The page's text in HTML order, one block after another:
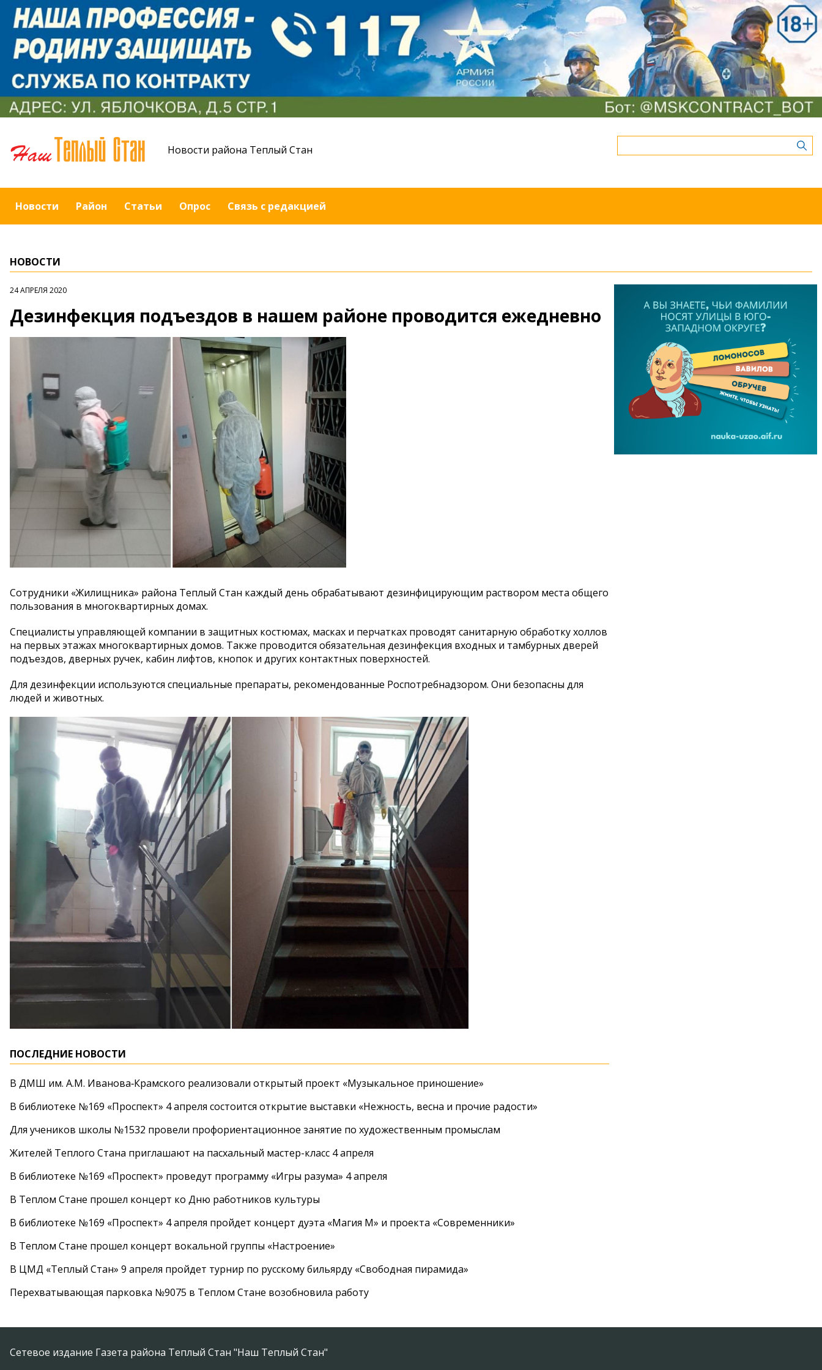
Новости района Теплый Стан
Новости Район Статьи Опрос Связь с редакцией
НОВОСТИ
24 АПРЕЛЯ 2020
Дезинфекция подъездов в нашем районе проводится ежедневно
Сотрудники «Жилищника» района Теплый Стан каждый день обрабатывают дезинфицирующим раствором места общего
пользования в многоквартирных домах.
Специалисты управляющей компании в защитных костюмах, масках и перчатках проводят санитарную обработку холлов
на первых этажах многоквартирных домов. Также проводится обязательная дезинфекция входных и тамбурных дверей
подъездов, дверных ручек, кабин лифтов, кнопок и других контактных поверхностей.
Для дезинфекции используются специальные препараты, рекомендованные Роспотребнадзором. Они безопасны для
людей и животных.
ПОСЛЕДНИЕ НОВОСТИ
В ДМШ им. А.М. Иванова‑Крамского реализовали открытый проект «Музыкальное приношение»
В библиотеке №169 «Проспект» 4 апреля состоится открытие выставки «Нежность, весна и прочие радости»
Для учеников школы №1532 провели профориентационное занятие по художественным промыслам
Жителей Теплого Стана приглашают на пасхальный мастер-класс 4 апреля
В библиотеке №169 «Проспект» проведут программу «Игры разума» 4 апреля
В Теплом Стане прошел концерт ко Дню работников культуры
В библиотеке №169 «Проспект» 4 апреля пройдет концерт дуэта «Магия М» и проекта «Современники»
В Теплом Стане прошел концерт вокальной группы «Настроение»
В ЦМД «Теплый Стан» 9 апреля пройдет турнир по русскому бильярду «Свободная пирамида»
Перехватывающая парковка №9075 в Теплом Стане возобновила работу
Сетевое издание Газета района Теплый Стан "Наш Теплый Стан"